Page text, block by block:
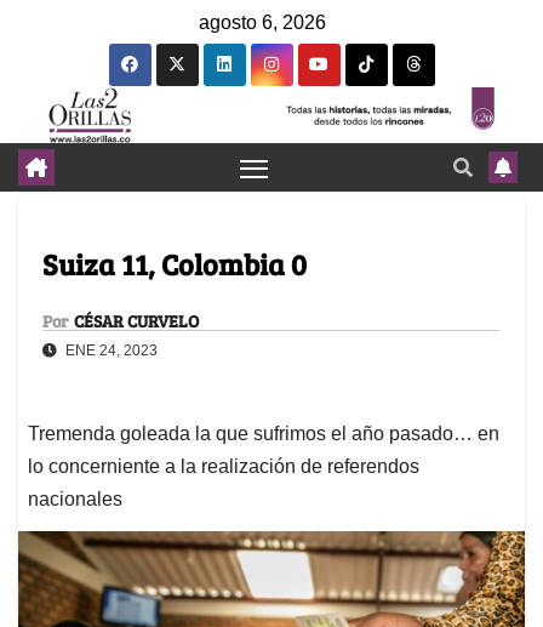
agosto 6, 2026
Suiza 11, Colombia 0
Por CÉSAR CURVELO
ENE 24, 2023
Tremenda goleada la que sufrimos el año pasado… en
lo concerniente a la realización de referendos
nacionales